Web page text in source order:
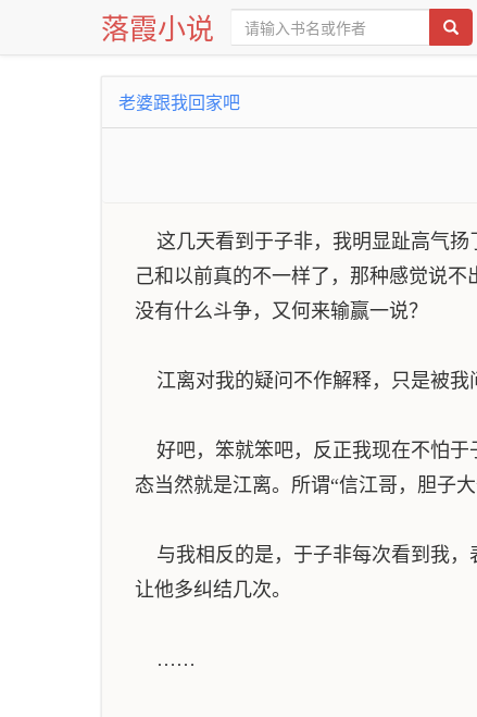
落霞小说
老婆跟我回家吧
这几天看到于子非，我明显趾高气扬
己和以前真的不一样了，那种感觉说
没有什么斗争，又何来输赢一说？
江离对我的疑问不作解释，只是被我
好吧，笨就笨吧，反正我现在不怕于
态当然就是江离。所谓“信江哥，胆子大
与我相反的是，于子非每次看到我，
让他多纠结几次。
……